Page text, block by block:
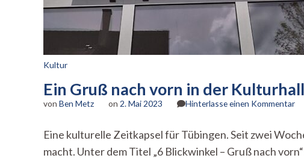
Kultur
Ein Gruß nach vorn in der
von Ben Metz on 2. Mai 2023 Hinterlasse einen Kommentarzu
Eine kulturelle Zeitkapsel für Tübingen. Seit zwei
macht. Unter dem Titel „6 Blickwinkel – Gruß nach